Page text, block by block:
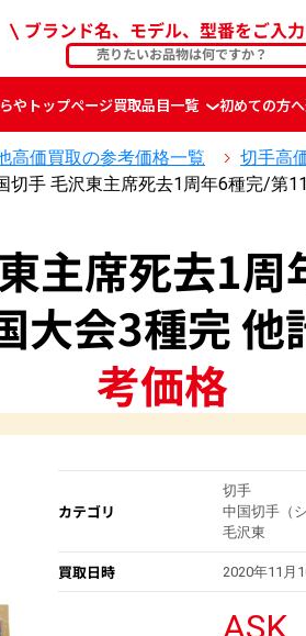
ブランド名、モデル、型番をご入
や トップページ買取品目一覧 初めての方へ
高価買取の参考価格一覧 切手高
切手 毛沢東主席死去1周年6種完/第
主席死去1
大会3種完
考価格
カテゴリ
切手
中国切手（
毛沢東
買取日時 2020年11月
ASK